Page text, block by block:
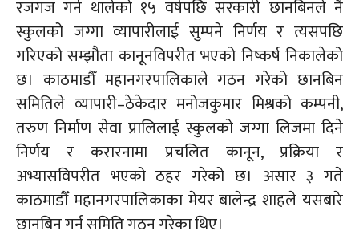
रजगज गर्न थालेको १५ वर्षपछि सरकारी छानबिनले नै
स्कुलको जग्गा व्यापारीलाई सुम्पने निर्णय र त्यसपछि
गरिएको सम्झौता कानूनविपरीत भएको निष्कर्ष निकालेको
छ। काठमाडौँ महानगरपालिकाले गठन गरेको छानबिन
समितिले व्यापारी–ठेकेदारमनोजकुमार मिश्रको कम्पनी,
तरुण निर्माण सेवा प्रालिलाई स्कुलको जग्गा लिजमा दिने
निर्णय र करारनामा प्रचलित कानून, प्रक्रिया र
अभ्यासविपरीत भएको ठहर गरेको छ। असार ३ गते
काठमाडौँ महानगरपालिकाका मेयर बालेन्द्र शाहले यसबारे
छानबिन गर्न समिति गठन गरेका थिए।